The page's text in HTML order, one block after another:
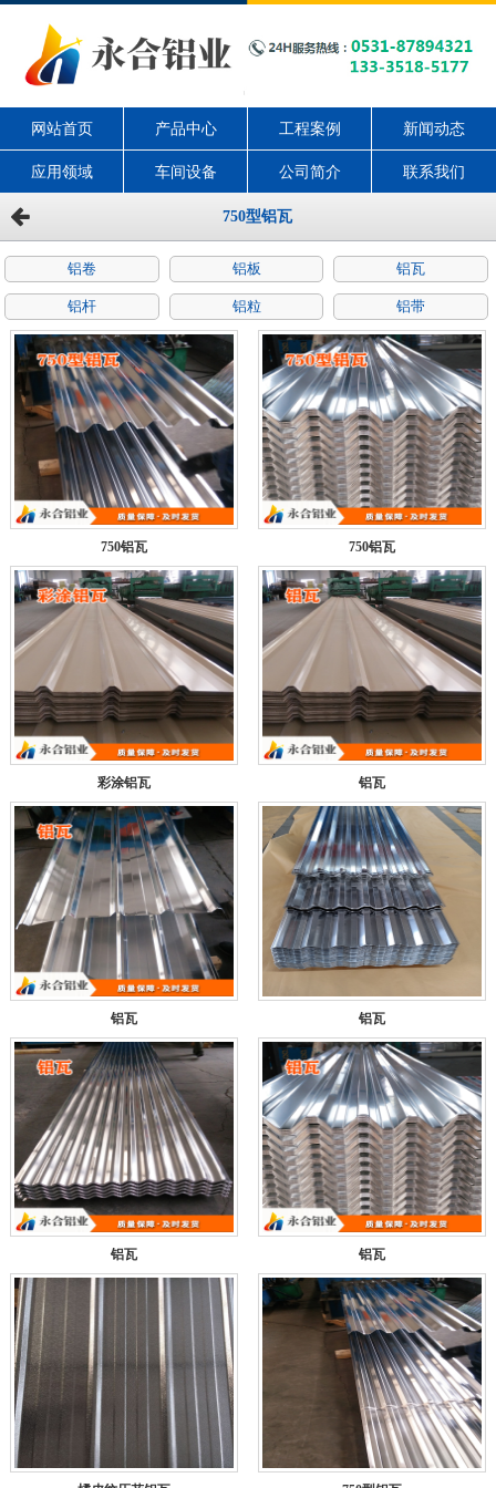
网站首页 产品中心 工程案例 新闻动态
应用领域 车间设备 公司简介 联系我们
750型铝瓦
铝卷 铝板 铝瓦
铝杆 铝粒 铝带
750铝瓦 750铝瓦
彩涂铝瓦 铝瓦
铝瓦 铝瓦
铝瓦 铝瓦